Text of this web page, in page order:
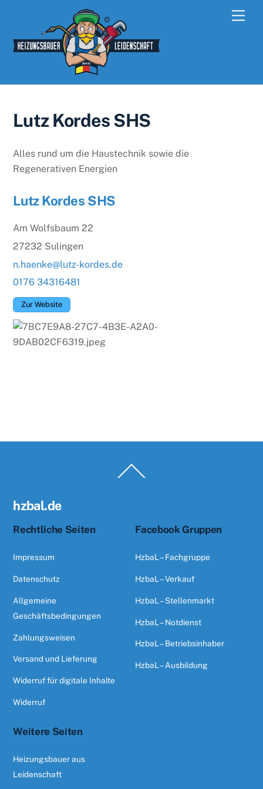
content
Lutz Kordes SHS
Alles rund um die Haustechnik sowie die
Regenerativen Energien
Lutz Kordes SHS
Am Wolfsbaum 22
27232 Sulingen
n.haenke@lutz-kordes.de
0176 34316481
Zur Website
To
hzbal.de
Rechtliche Seiten
Impressum
Datenschutz
Allgemeine
Geschäftsbedingungen
Zahlungsweisen
Versand und Lieferung
Widerruf für digitale Inhalte
Widerruf
Facebook Gruppen
HzbaL – Fachgruppe
HzbaL – Verkauf
HzbaL – Stellenmarkt
HzbaL – Notdienst
HzbaL – Betriebsinhaber
HzbaL – Ausbildung
Weitere Seiten
Heizungsbauer aus
Leidenschaft